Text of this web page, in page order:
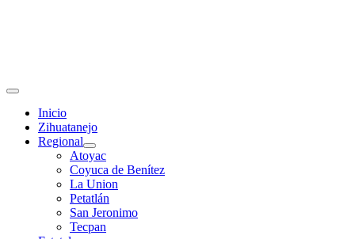
Primary
Inicio
Zihuatanejo
Regional
Atoyac
Coyuca de Benítez
La Union
Petatlán
San Jeronimo
Tecpan